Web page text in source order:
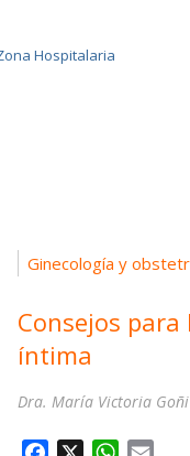
Ginecología y
Consejos
íntima
Dra. María Victoria Goñi